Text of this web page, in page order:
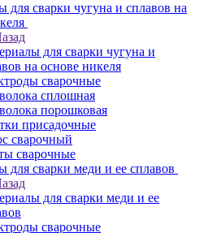
для сварки чугуна и сплавов на
для сварки чугуна и
на основе никеля
сварочные
сплошная
порошковая
присадочные
сварочный
сварочные
для сварки меди и ее сплавов
для сварки меди и ее
сварочные